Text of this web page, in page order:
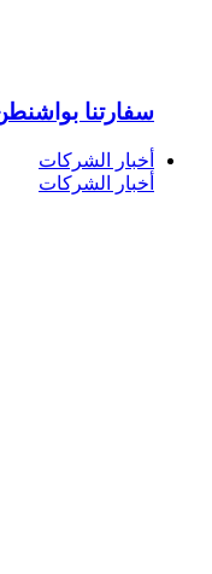
سفارتنا
أخبار الشركات
أخبار الشركات